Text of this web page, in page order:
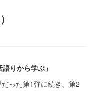
りから学ぶ」
った第1弾に続き、第2